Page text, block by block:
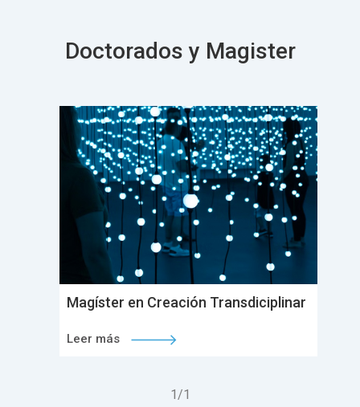
Doctorados y Magister
Magíster en Creación Transdiciplinar
Leer más
1 /1